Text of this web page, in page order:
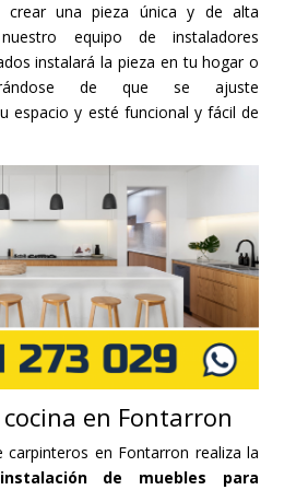
crear una pieza única y de alta
equipo de instaladores
instalará la pieza en tu hogar o
de que se ajuste
espacio y esté funcional y fácil de
en Fontarron
carpinteros en Fontarron realiza la
de muebles para